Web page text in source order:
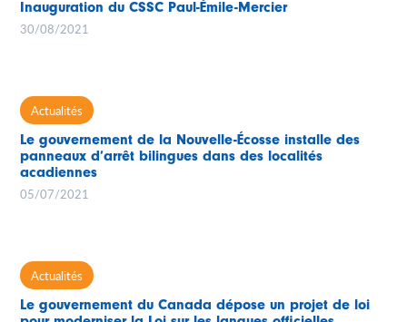
Inauguration du CSSC Paul-Émile-Mercier
30/08/2021
Actualités
Le gouvernement de la Nouvelle-Écosse installe des
panneaux d’arrêt bilingues dans des localités
acadiennes
05/07/2021
Actualités
Le gouvernement du Canada dépose un projet de loi